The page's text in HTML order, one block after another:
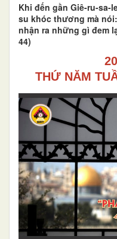
Khi đến gần Giê-ru-sa-
su khóc thương mà
nhận ra những gì đem
44)
THỨ NĂM